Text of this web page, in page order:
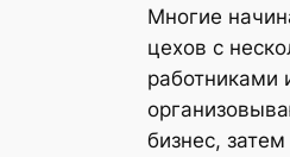
Многие
цехов с
работниками
бизнес,